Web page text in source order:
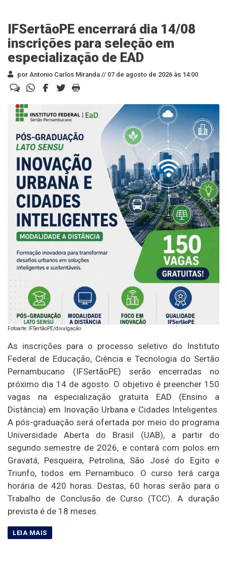
IFSertãoPE encerrará dia 14/08
inscrições para seleção em
especialização de EAD
por Antonio Carlos Miranda // 07 de agosto de 2026 às 14:00
Fotoarte: IFSertãoPE/divulgação
As inscrições para o processo seletivo do Instituto
Federal de Educação, Ciência e Tecnologia do Sertão
Pernambucano (IFSertãoPE) serão encerradas no
próximo dia 14 de agosto. O objetivo é preencher 150
vagas na especialização gratuita EAD (Ensino a
Distância) em Inovação Urbana e Cidades Inteligentes.
A pós-graduação será ofertada por meio do programa
Universidade Aberta do Brasil (UAB), a partir do
segundo semestre de 2026, e contará com polos em
Gravatá, Pesqueira, Petrolina, São José do Egito e
Triunfo, todos em Pernambuco. O curso terá carga
horária de 420 horas. Destas, 60 horas serão para o
Trabalho de Conclusão de Curso (TCC). A duração
prevista é de 18 meses.